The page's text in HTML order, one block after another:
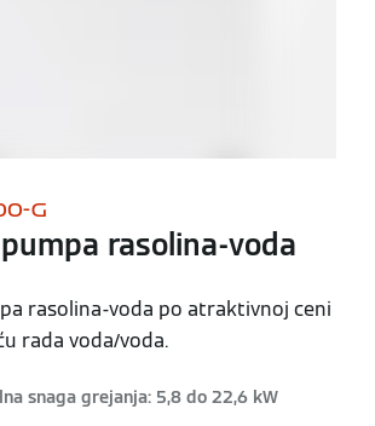
G
rasolina-voda
rasolina-voda po atraktivnoj ceni
rada voda/voda.
snaga grejanja: 5,8 do 22,6 kW